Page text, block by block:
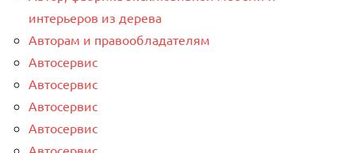
интерьеров из дерева
Авторам и правообладателям
Автосервис
Автосервис
Автосервис
Автосервис